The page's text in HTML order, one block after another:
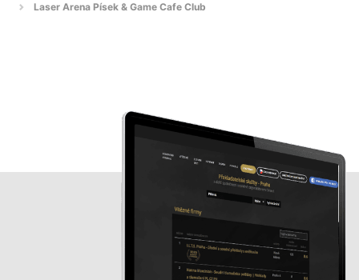
Laser Arena Písek & Game Cafe Club